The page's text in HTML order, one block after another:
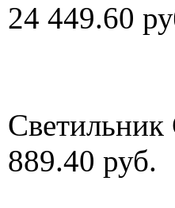
24 449.60
889.40 руб.